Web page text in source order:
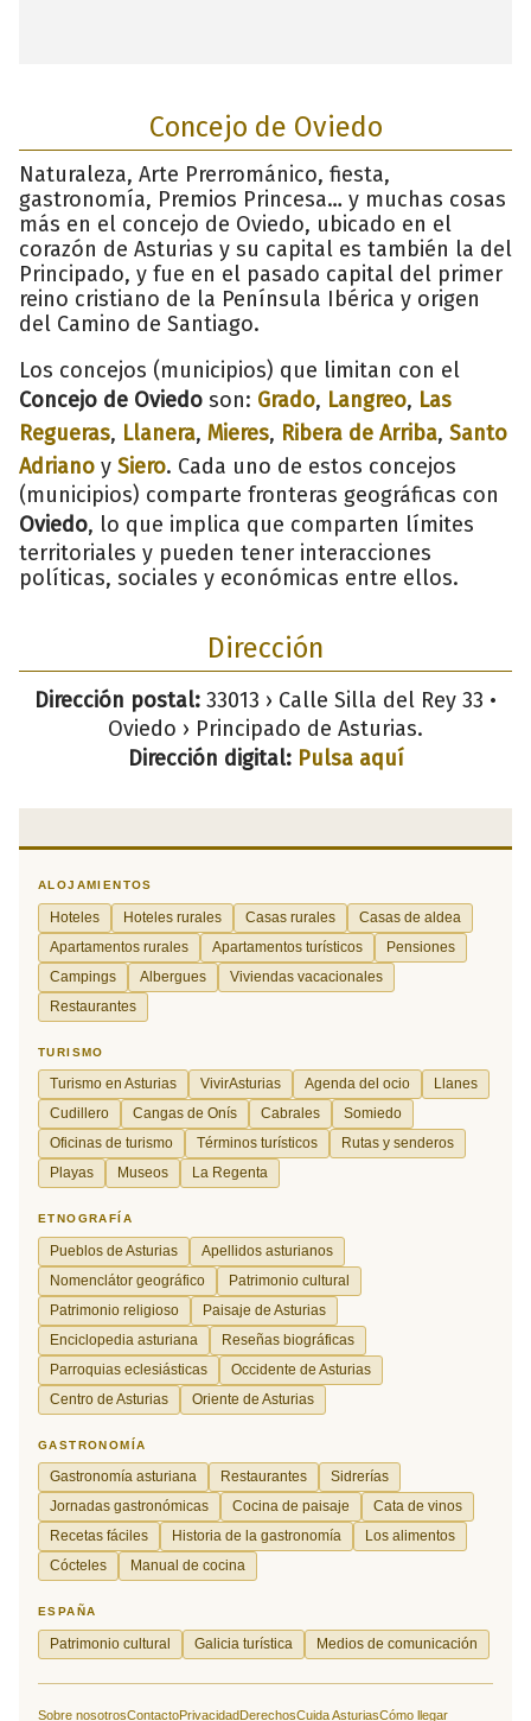
Concejo de Oviedo
Naturaleza, Arte Prerrománico, fiesta,
gastronomía, Premios Princesa… y muchas cosas
más en el concejo de Oviedo, ubicado en el
corazón de Asturias y su capital es también la del
Principado, y fue en el pasado capital del primer
reino cristiano de la Península Ibérica y origen
del Camino de Santiago.
Los concejos (municipios) que limitan con el
Concejo de Oviedo son: Grado, Langreo, Las
Regueras, Llanera, Mieres, Ribera de Arriba, Santo
Adriano y Siero. Cada uno de estos concejos
(municipios) comparte fronteras geográficas con
Oviedo, lo que implica que comparten límites
territoriales y pueden tener interacciones
políticas, sociales y económicas entre ellos.
Dirección
Dirección postal: 33013 › Calle Silla del Rey 33 •
Oviedo › Principado de Asturias.
Dirección digital: Pulsa aquí